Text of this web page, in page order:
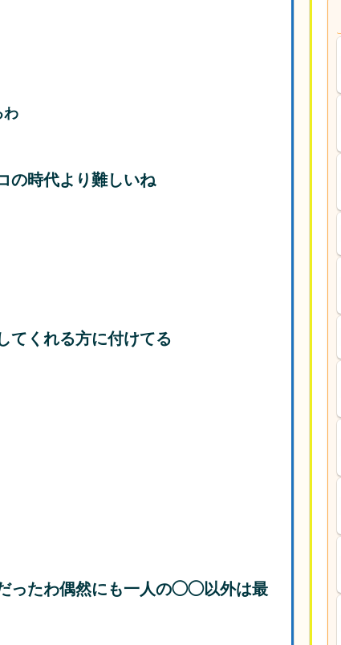
わ
の時代より難しいね
てくれる方に付けてる
ったわ偶然にも一人の◯◯以外は最